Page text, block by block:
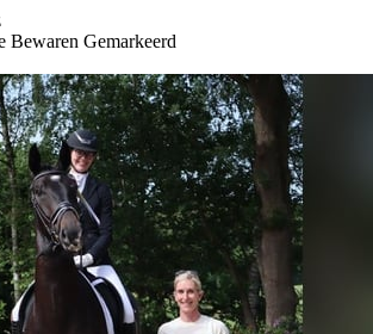
Bewaren Gemarkeerd